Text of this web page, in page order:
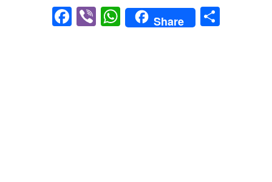
Facebook
ViberWhatsApp
Share